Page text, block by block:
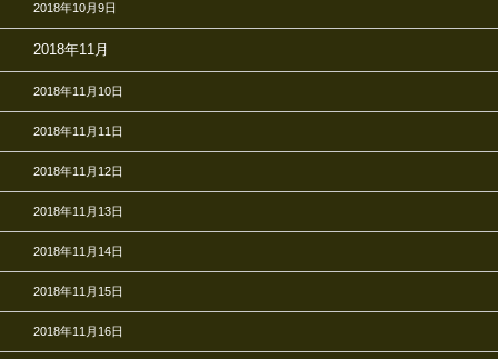
2018年10月9日
2018年11月
2018年11月10日
2018年11月11日
2018年11月12日
2018年11月13日
2018年11月14日
2018年11月15日
2018年11月16日